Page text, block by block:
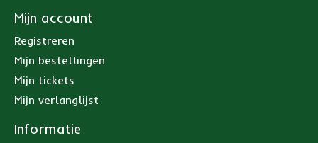
Mijn account
Registreren
Mijn bestellingen
Mijn tickets
Mijn verlanglijst
Informatie